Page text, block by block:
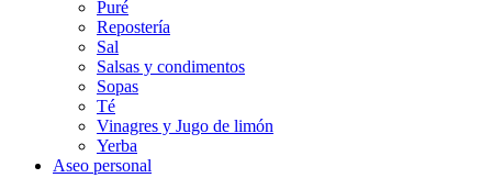
Puré
Repostería
Sal
Salsas y condimentos
Sopas
Té
Vinagres y Jugo de limón
Yerba
Aseo personal